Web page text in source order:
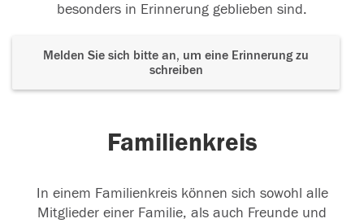
besonders in Erinnerung geblieben sind.
Melden Sie sich bitte an, um eine Erinnerung zu
schreiben
Familienkreis
In einem Familienkreis können sich sowohl alle
Mitglieder einer Familie, als auch Freunde und